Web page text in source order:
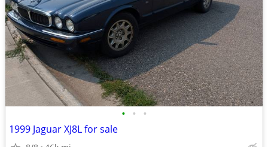
• • •
1999 Jaguar XJ8L for sale